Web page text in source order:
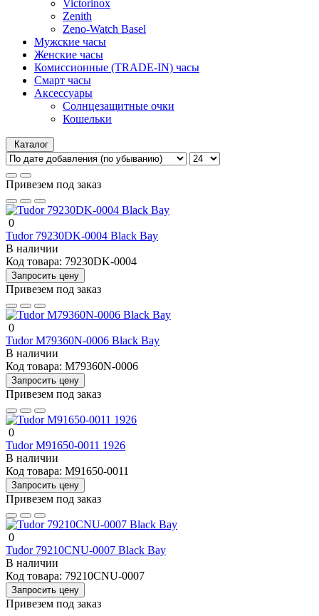
Victorinox
Zenith
Zeno-Watch Basel
Мужские часы
Женские часы
Комиссионные (TRADE-IN) часы
Смарт часы
Аксессуары
Солнцезащитные очки
Кошельки
Каталог
Привезем под заказ
0
Tudor 79230DK-0004 Black Bay
В наличии
Код товара: 79230DK-0004
Запросить цену
Привезем под заказ
0
Tudor M79360N-0006 Black Bay
В наличии
Код товара: M79360N-0006
Запросить цену
Привезем под заказ
0
Tudor M91650-0011 1926
В наличии
Код товара: M91650-0011
Запросить цену
Привезем под заказ
0
Tudor 79210CNU-0007 Black Bay
В наличии
Код товара: 79210CNU-0007
Запросить цену
Привезем под заказ